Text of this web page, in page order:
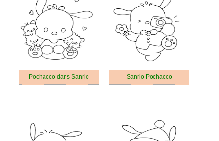
Pochacco dans Sanrio Sanrio Pochacco